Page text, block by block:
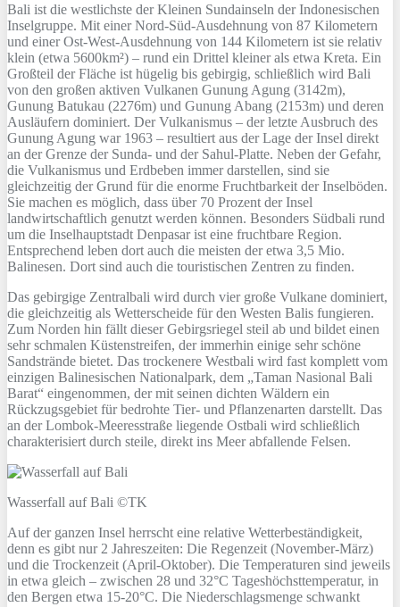
Bali ist die westlichste der Kleinen Sundainseln der Indonesischen
Inselgruppe. Mit einer Nord-Süd-Ausdehnung von 87 Kilometern
und einer Ost-West-Ausdehnung von 144 Kilometern ist sie relativ
klein (etwa 5600km²) – rund ein Drittel kleiner als etwa Kreta. Ein
Großteil der Fläche ist hügelig bis gebirgig, schließlich wird Bali
von den großen aktiven Vulkanen Gunung Agung (3142m),
Gunung Batukau (2276m) und Gunung Abang (2153m) und deren
Ausläufern dominiert. Der Vulkanismus – der letzte Ausbruch des
Gunung Agung war 1963 – resultiert aus der Lage der Insel direkt
an der Grenze der Sunda- und der Sahul-Platte. Neben der Gefahr,
die Vulkanismus und Erdbeben immer darstellen, sind sie
gleichzeitig der Grund für die enorme Fruchtbarkeit der Inselböden.
Sie machen es möglich, dass über 70 Prozent der Insel
landwirtschaftlich genutzt werden können. Besonders Südbali rund
um die Inselhauptstadt Denpasar ist eine fruchtbare Region.
Entsprechend leben dort auch die meisten der etwa 3,5 Mio.
Balinesen. Dort sind auch die touristischen Zentren zu finden.
Das gebirgige Zentralbali wird durch vier große Vulkane dominiert,
die gleichzeitig als Wetterscheide für den Westen Balis fungieren.
Zum Norden hin fällt dieser Gebirgsriegel steil ab und bildet einen
sehr schmalen Küstenstreifen, der immerhin einige sehr schöne
Sandstrände bietet. Das trockenere Westbali wird fast komplett vom
einzigen Balinesischen Nationalpark, dem „Taman Nasional Bali
Barat“ eingenommen, der mit seinen dichten Wäldern ein
Rückzugsgebiet für bedrohte Tier- und Pflanzenarten darstellt. Das
an der Lombok-Meeresstraße liegende Ostbali wird schließlich
charakterisiert durch steile, direkt ins Meer abfallende Felsen.
Wasserfall auf Bali ©TK
Auf der ganzen Insel herrscht eine relative Wetterbeständigkeit,
denn es gibt nur 2 Jahreszeiten: Die Regenzeit (November-März)
und die Trockenzeit (April-Oktober). Die Temperaturen sind jeweils
in etwa gleich – zwischen 28 und 32°C Tageshöchsttemperatur, in
den Bergen etwa 15-20°C. Die Niederschlagsmenge schwankt